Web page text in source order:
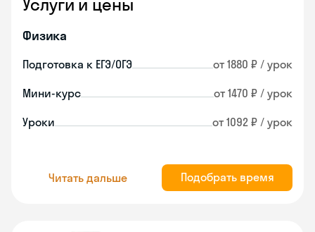
Услуги и цены
Физика
Подготовка к ЕГЭ/ОГЭ от 1880 ₽ / урок
Мини-курс от 1470 ₽ / урок
Уроки от 1092 ₽ / урок
Читать дальше Подобрать время